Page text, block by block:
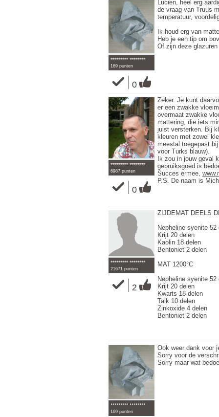
********* ********
169 punten
0
Lucien, heel erg
de vraag van Truus
temperatuur,
Ik houd erg van
Heb je een tip om
Of zijn deze
********* ********
6987 punten
0
Zeker. Je kunt
er een zwakke
overmaat zwakke
mattering, die iets
juist versterken. Bij
kleuren met zowel
meestal toegepast
voor Turks blauw).
Ik zou in jouw geval
gebruiksgoed is
Succes ermee,
P.S. De naam is
********* ********
21671 punten
2
ZIJDEMAT DEELS
Nepheline syenite 52
Krijt 20 delen
Kaolin 18 delen
Bentoniet 2 delen
MAT 1200°C
Nepheline syenite 52
Krijt 20 delen
Kwarts 18 delen
Talk 10 delen
Zinkoxide 4 delen
Bentoniet 2 delen
********* ********
169 punten
Ook weer dank voor
Sorry voor de
Sorry maar wat